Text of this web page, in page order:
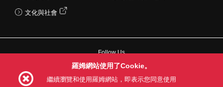
文化與社會
Follow Us
羅姆網站使用了Cookie。
繼續瀏覽和使用羅姆網站，即表示您同意使用